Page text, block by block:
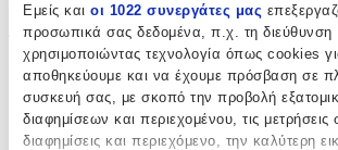
Εμείς και οι 1022 συνεργάτες μας
προσωπικά σας δεδομένα, π.χ. τη διεύθυνση
χρησιμοποιώντας τεχνολογία όπως cookies
αποθηκεύουμε και να έχουμε πρόσβαση σε
συσκευή σας, με σκοπό την προβολή
διαφημίσεων και περιεχομένου, τις μετρήσεις
διαφημίσεις και περιεχόμενο, την καλύτερη
Παραδοσιακά Γλυκά